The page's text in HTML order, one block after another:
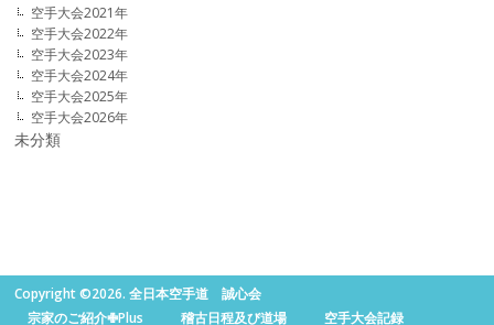
空手大会2021年
空手大会2022年
空手大会2023年
空手大会2024年
空手大会2025年
空手大会2026年
未分類
Copyright ©2026. 全日本空手道 誠心会
宗家のご紹介✙Plus
稽古日程及び道場 空手大会記録